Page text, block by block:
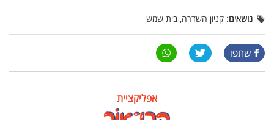
נושאים: קניון השדרה, בית שמש
שתפו
אפליקציית